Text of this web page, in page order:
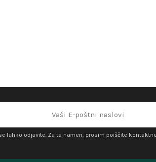
lahko odjavite. Za ta namen, prosim poiščite